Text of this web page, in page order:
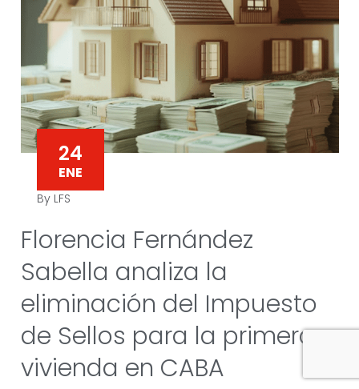
24
ENE
By LFS
Florencia Fernández
Sabella analiza la
eliminación del Impuesto
de Sellos para la primera
vivienda en CABA